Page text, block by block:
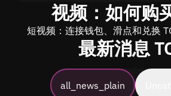
视频：如何购
短视频：连接钱包、滑点和兑换
最新消息
all_news_plain